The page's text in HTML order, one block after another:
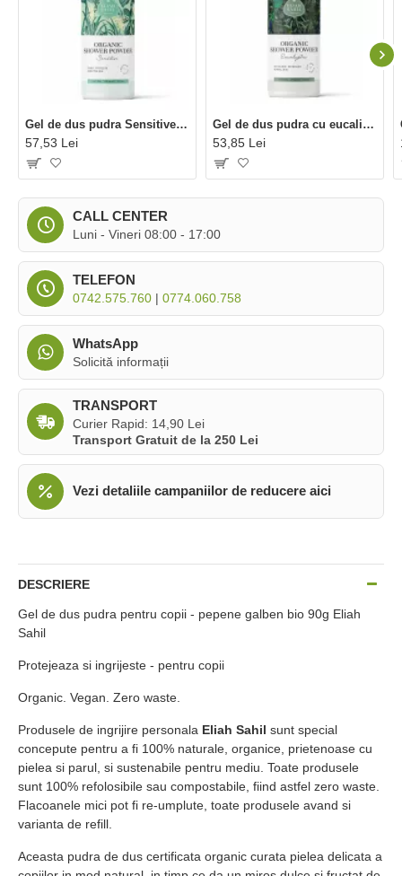
CALL CENTER
Luni - Vineri 08:00 - 17:00
TELEFON
0742.575.760 | 0774.060.758
WhatsApp
Solicită informații
TRANSPORT
Curier Rapid: 14,90 Lei
Transport Gratuit de la 250 Lei
Vezi detaliile campaniilor de reducere aici
Gel de dus pudra Sensitive bio (90 grame), Eliah Sahil
57,53 Lei
Gel de dus pudra cu eucalipt bio (90 grame), Eliah Sahil
53,85 Lei
DESCRIERE
Gel de dus pudra pentru copii - pepene galben bio 90g Eliah
Sahil
Protejeaza si ingrijeste - pentru copii
Organic. Vegan. Zero waste.
Produsele de ingrijire personala Eliah Sahil sunt special
concepute pentru a fi 100% naturale, organice, prietenoase cu
pielea si parul, si sustenabile pentru mediu. Toate produsele
sunt 100% refolosibile sau compostabile, fiind astfel zero waste.
Flacoanele mici pot fi re-umplute, toate produsele avand si
varianta de refill.
Aceasta pudra de dus certificata organic curata pielea delicata a